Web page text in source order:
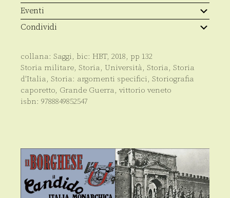
Eventi
Condividi
collana: Saggi, bic: HBT, 2018, pp 132
Storia militare, Storia, Università, Storia, Storia
d'Italia, Storia: argomenti specifici, Storiografia
caporetto, Grande Guerra, vittorio veneto
isbn: 9788849852547